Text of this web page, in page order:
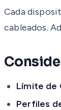
Cada
cableados.
Límite de
Perfiles